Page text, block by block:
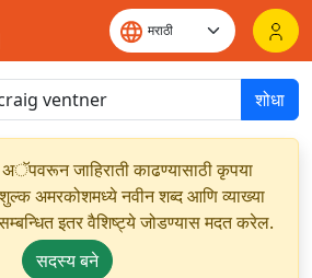
शोधा
जाहिराती काढण्यासाठी कृपया
अमरकोशमध्ये नवीन शब्द आणि व्याख्या
इतर वैशिष्ट्ये जोडण्यास मदत करेल.
सदस्य बने